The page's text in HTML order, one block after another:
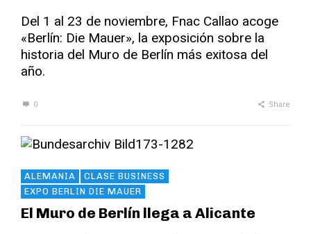
Del 1 al 23 de noviembre, Fnac Callao acoge
«Berlín: Die Mauer», la exposición sobre la
historia del Muro de Berlín más exitosa del
año.
0 Share
ALEMANIA
CLASE BUSINESS
EXPO BERLIN DIE MAUER
El Muro de Berlín llega a Alicante